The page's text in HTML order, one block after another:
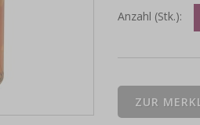
Anzahl (Stk.):